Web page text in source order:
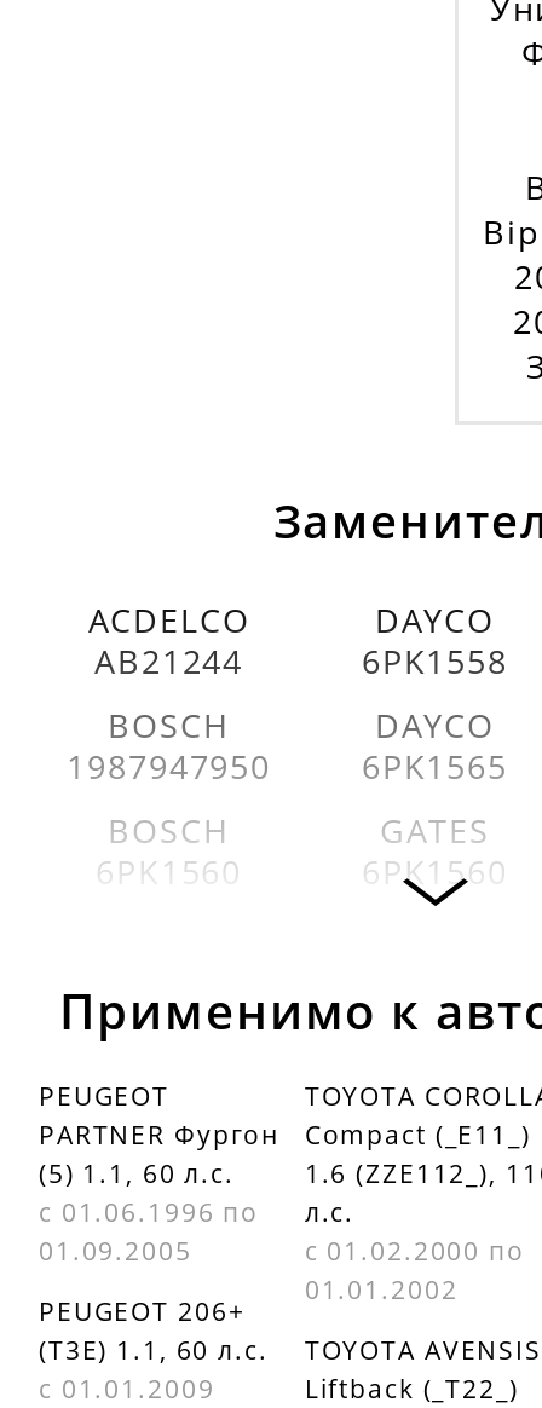
ACDELCO
AB21244
BOSCH
1987947950
BOSCH
6PK1560
CONTITECH
6PK1564
DAYCO
6KR1560
DAYCO
6PK1558
DAYCO
6PK1565
GATES
6PK1560
GOODYEAR
6PK1563
6PK1564
DAYCO
6PK1560
Применимо к
PEUGEOT
PARTNER Фургон
(5) 1.1, 60 л.с.
с 01.06.1996 по
01.09.2005
PEUGEOT 206+
(T3E) 1.1, 60 л.с.
с 01.01.2009
TOYOTA
Compact (_E11_)
1.6 (ZZE112_),
л.с.
с 01.02.2000 по
01.01.2002
TOYOTA AVENSIS
Liftback (_T22_)